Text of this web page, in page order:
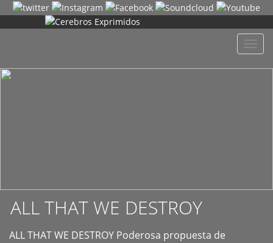
ALL THAT WE DESTROY
ALL THAT WE DESTROY Poderosa propuesta de